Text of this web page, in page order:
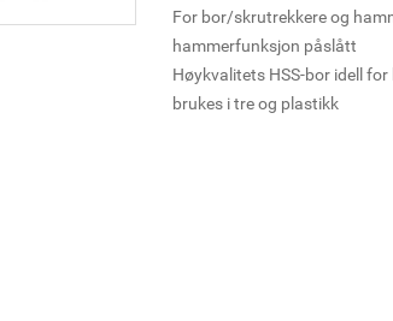
For bor/skrutrekkere og
hammerfunksjon påslått
Høykvalitets HSS-bor idell
brukes i tre og plastikk